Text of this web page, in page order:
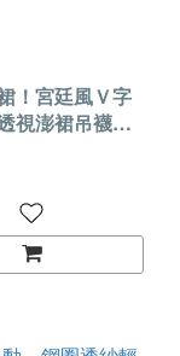
！宮廷風Ｖ字
視澎裙吊襪帶